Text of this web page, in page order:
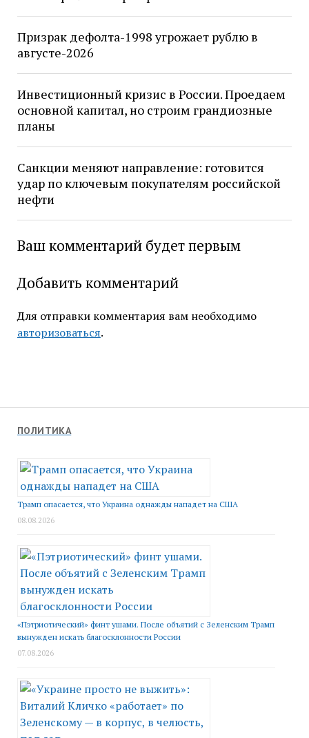
ПОЛИТИКА
Трамп опасается, что Украина однажды нападет на США
08.08.2026
«Пэтриотический» финт ушами. После объятий с Зеленским Трамп
вынужден искать благосклонности России
07.08.2026
Призрак дефолта-1998 угрожает рублю в
августе-2026
Инвестиционный кризис в России. Проедаем
основной капитал, но строим грандиозные
планы
Санкции меняют направление: готовится
удар по ключевым покупателям российской
нефти
Ваш комментарий будет первым
Добавить комментарий
Для отправки комментария вам необходимо
авторизоваться.